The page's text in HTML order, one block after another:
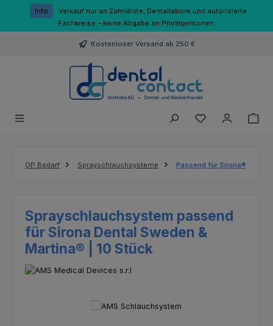
Zum Hauptinhalt springen
Info
Verkauf nur an Zahnärzte, Dentallabore und autorisierte
Fachkreise – keine Abgabe an Privatpersonen.
Kostenloser Versand ab 250 €
Du hast 0
OP Bedarf Sprayschlauchsysteme Passend für Sirona®
Sprayschlauchsystem passend
für Sirona Dental Sweden &
Martina® | 10 Stück
Bildergalerie überspringen